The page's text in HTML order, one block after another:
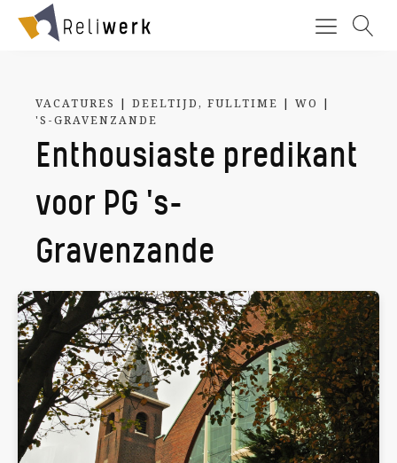
VACATURES DEELTIJD, FULLTIME WO
'S-GRAVENZANDE
Enthousiaste predikant
voor PG 's-
Gravenzande